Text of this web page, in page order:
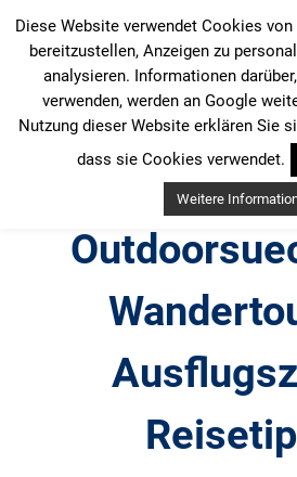
Inhalt
springen
Diese Website verwendet Cookies
bereitzustellen, Anzeigen zu
analysieren. Informationen
verwenden, werden an Google
Nutzung dieser Website erklären Sie
dass sie Cookies verwendet.
Weitere